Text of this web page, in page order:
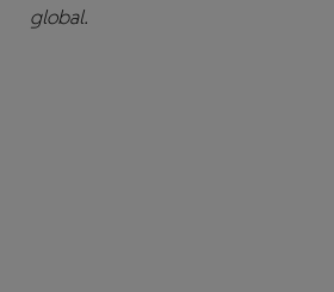
global.